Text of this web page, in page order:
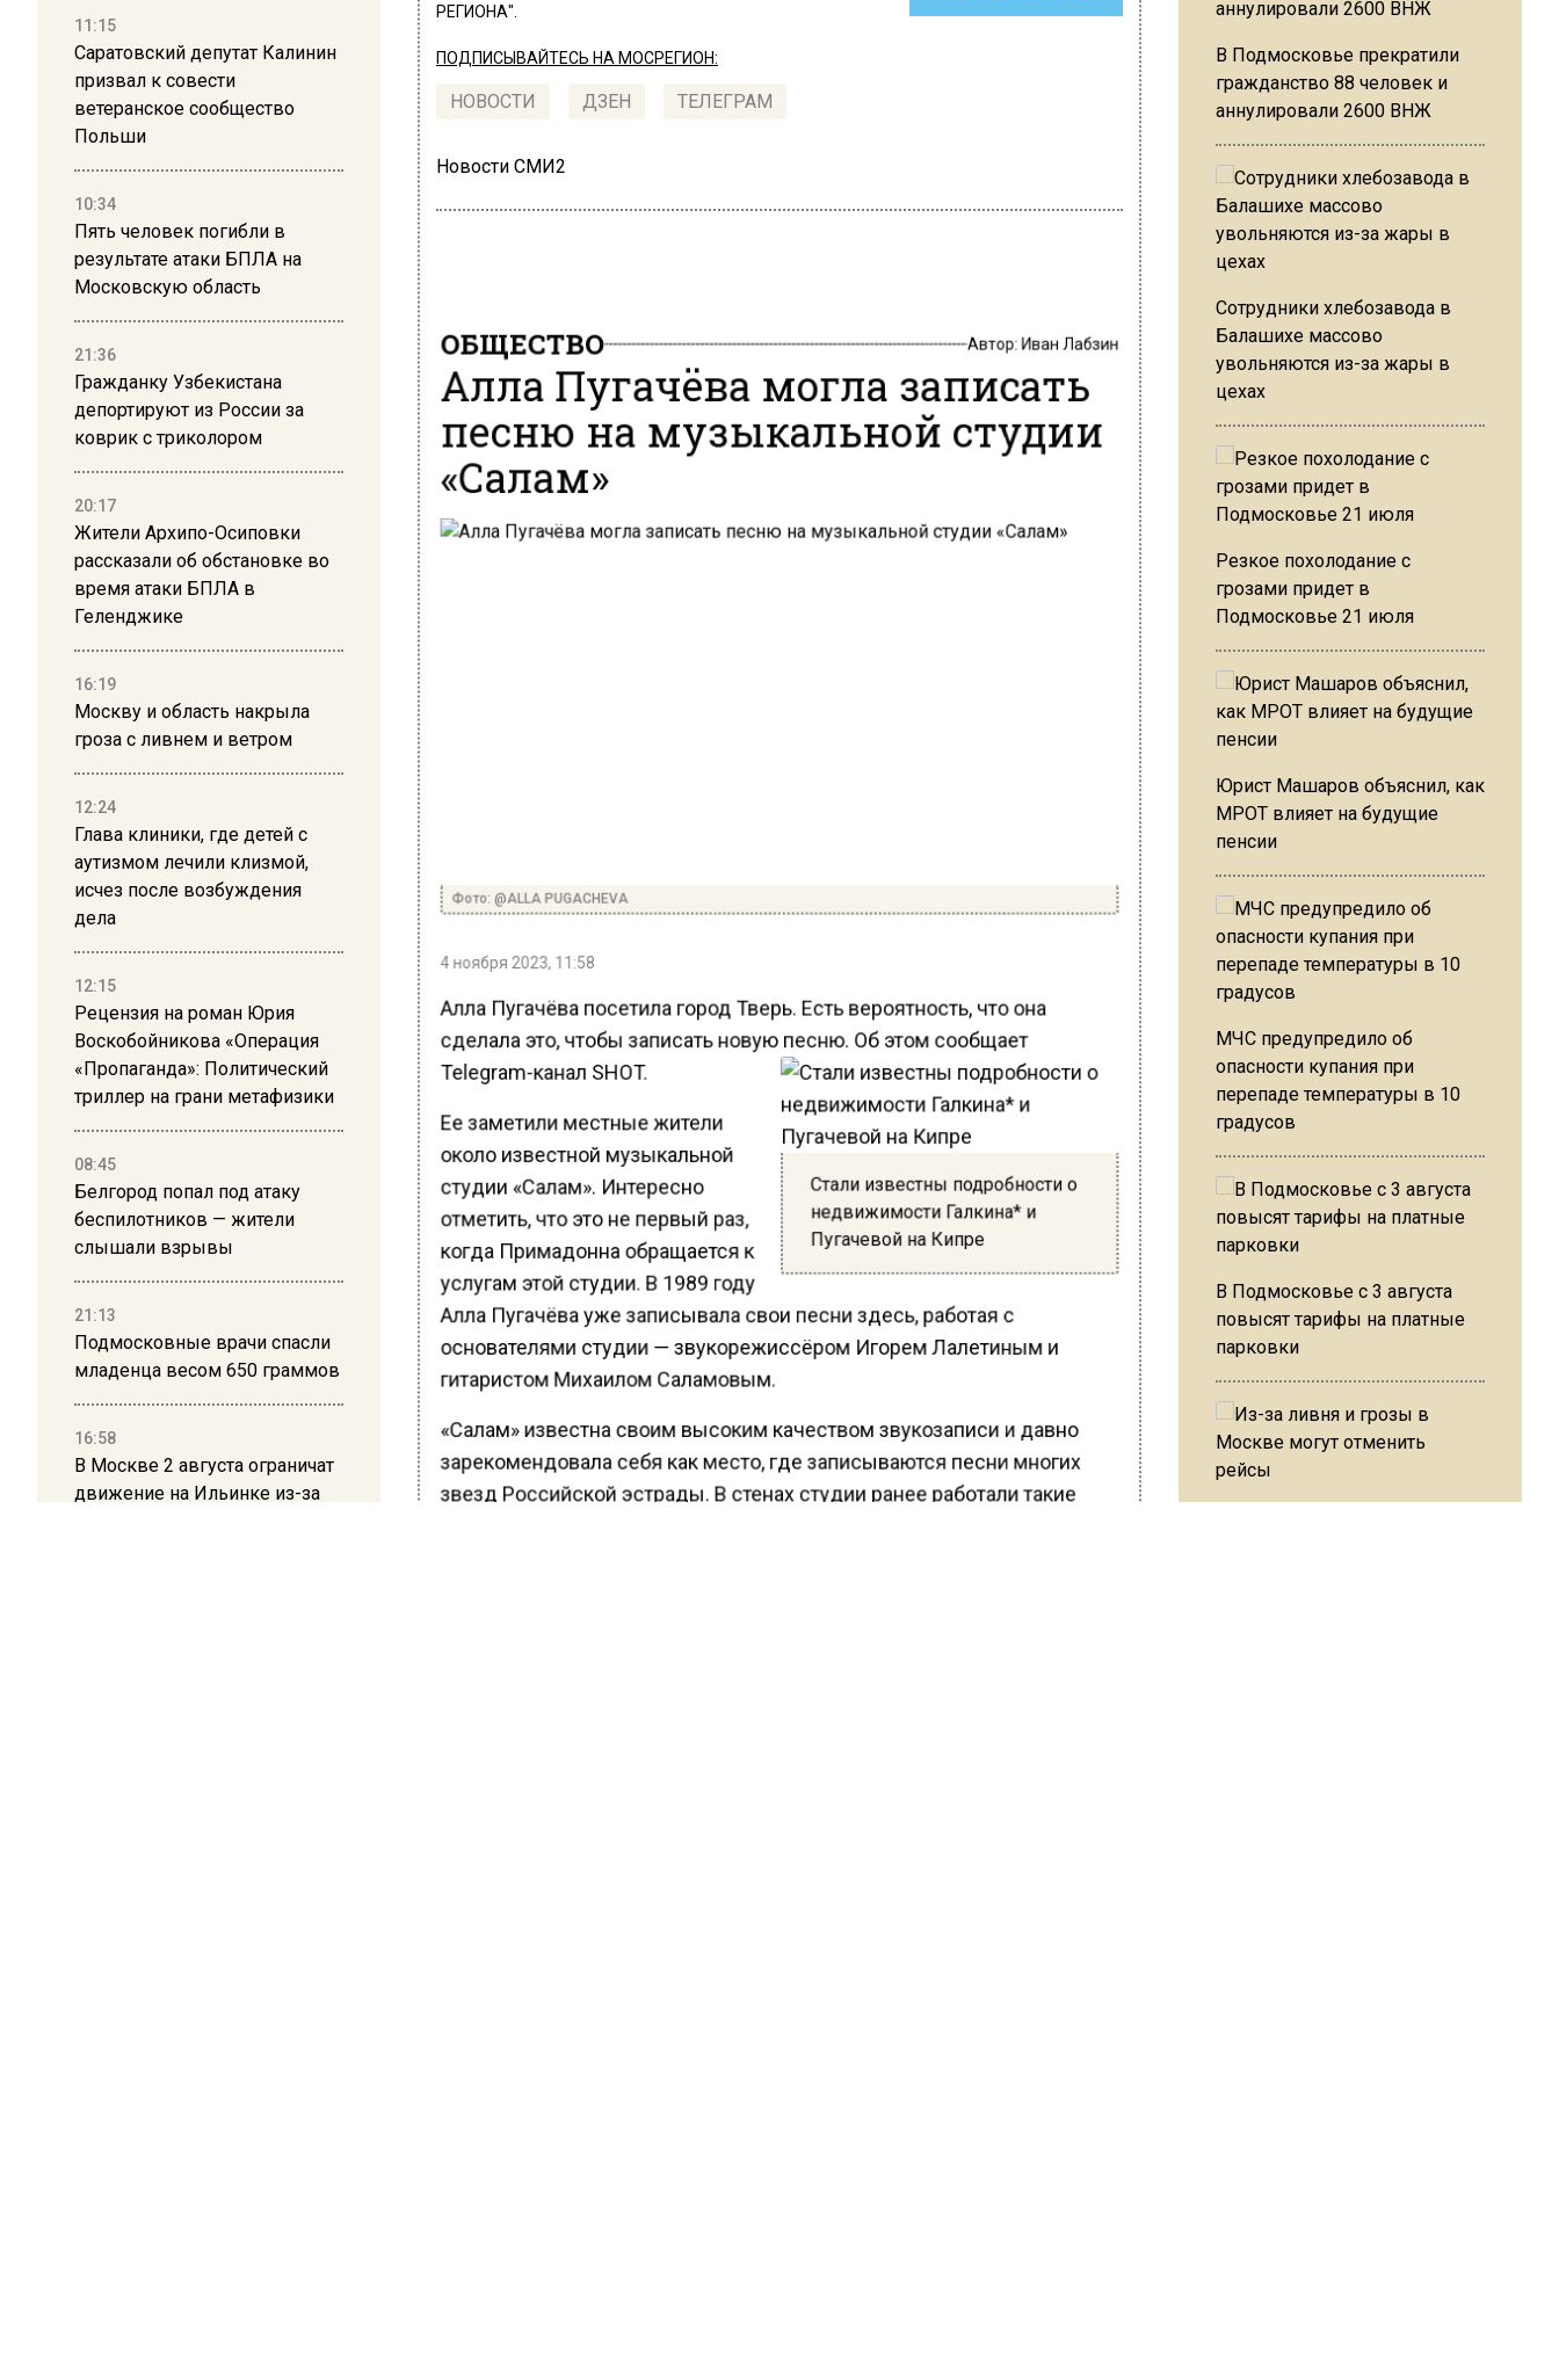
11:15
Саратовский депутат Калинин
призвал к совести
ветеранское сообщество
Польши
10:34
Пять человек погибли в
результате атаки БПЛА на
Московскую область
21:36
Гражданку Узбекистана
депортируют из России за
коврик с триколором
20:17
Жители Архипо-Осиповки
рассказали об обстановке во
время атаки БПЛА в
Геленджике
16:19
Москву и область накрыла
гроза с ливнем и ветром
12:24
Глава клиники, где детей с
аутизмом лечили клизмой,
исчез после возбуждения
дела
12:15
Рецензия на роман Юрия
Воскобойникова «Операция
«Пропаганда»: Политический
триллер на грани метафизики
08:45
Белгород попал под атаку
беспилотников — жители
слышали взрывы
21:13
Подмосковные врачи спасли
младенца весом 650 граммов
16:58
В Москве 2 августа ограничат
движение на Ильинке из-за
РЕГИОНА".
ПОДПИСЫВАЙТЕСЬ НА МОСРЕГИОН:
НОВОСТИ ДЗЕН ТЕЛЕГРАМ
Новости СМИ2
ОБЩЕСТВО
Алла Пугачёва могла записать
песню на музыкальной студии
«Салам»
Фото: @ALLA PUGACHEVA
4 ноября 2023, 11:58
Алла Пугачёва посетила город Тверь. Есть вероятность, что она
сделала это, чтобы записать новую песню. Об этом сообщает
Telegram-канал SHOT.
Стали известны подробности о
недвижимости Галкина* и
Пугачевой на Кипре
Ее заметили местные жители
около известной музыкальной
студии «Салам». Интересно
отметить, что это не первый раз,
когда Примадонна обращается к
услугам этой студии. В 1989 году
Алла Пугачёва уже записывала свои песни здесь, работая с
основателями студии — звукорежиссёром Игорем Лалетиным и
гитаристом Михаилом Саламовым.
«Салам» известна своим высоким качеством звукозаписи и давно
зарекомендовала себя как место, где записываются песни многих
звезд Российской эстрады. В стенах студии ранее работали такие
В Подмосковье прекратили
гражданство 88 человек и
аннулировали 2600 ВНЖ
Сотрудники хлебозавода в
Балашихе массово
увольняются из-за жары в
цехах
Резкое похолодание с
грозами придет в
Подмосковье 21 июля
Юрист Машаров объяснил, как
МРОТ влияет на будущие
пенсии
МЧС предупредило об
опасности купания при
перепаде температуры в 10
градусов
В Подмосковье с 3 августа
повысят тарифы на платные
парковки